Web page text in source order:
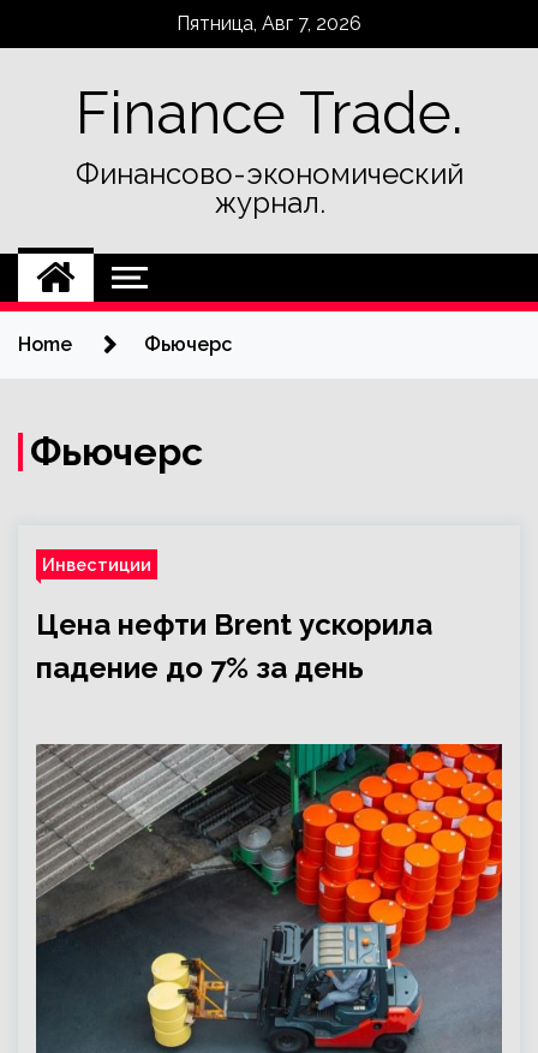
Пятница, Авг 7, 2026
Finance Trade.
Финансово-экономический
журнал.
Home Фьючерс
Фьючерс
Инвестиции
Цена нефти Brent ускорила
падение до 7% за день